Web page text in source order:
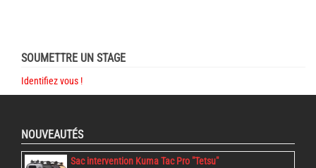
être
la
SOUMETTRE UN STAGE
Identifiez vous !
NOUVEAUTÉS
Sac intervention Kuma Tac Pro "Tetsu"